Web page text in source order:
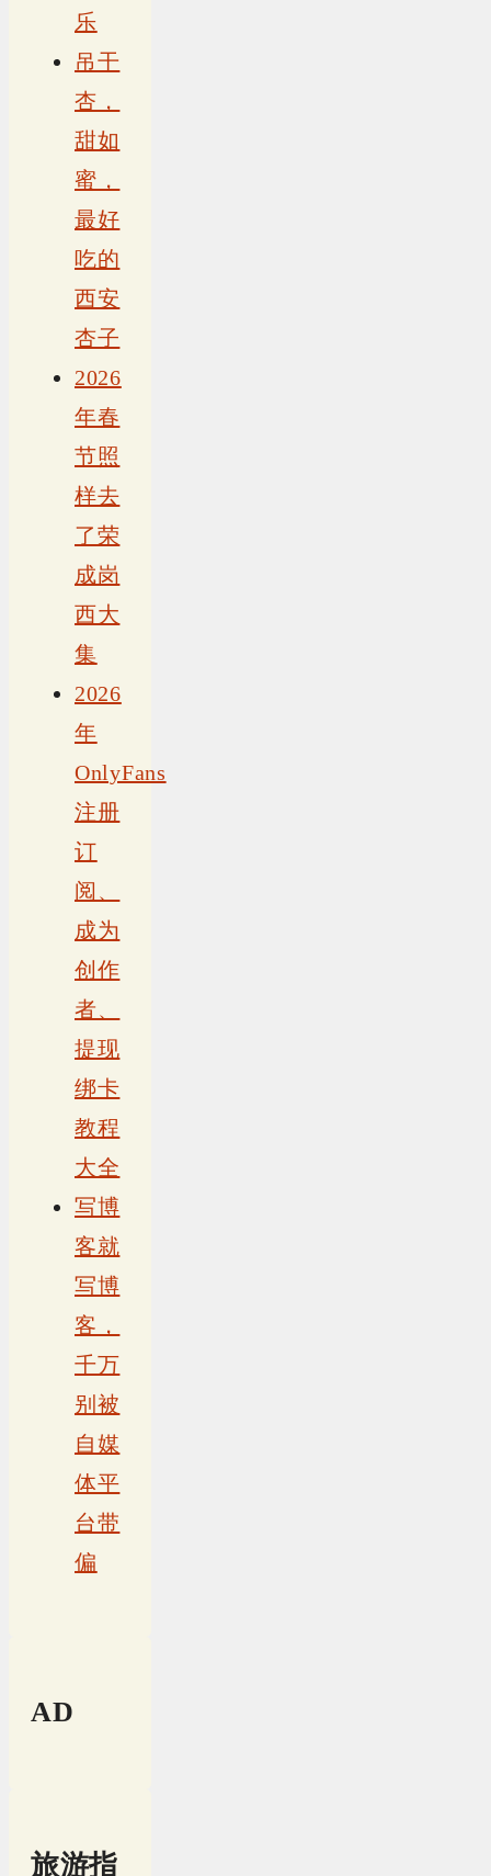
乐
吊干
杏，
甜如
蜜，
最好
吃的
西安
杏子
2026
年春
节照
样去
了荣
成岗
西大
集
2026
年
OnlyFans
注册
订
阅、
成为
创作
者、
提现
绑卡
教程
大全
写博
客就
写博
客，
千万
别被
自媒
体平
台带
偏
AD
旅游指